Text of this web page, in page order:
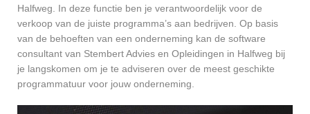
Halfweg. In deze functie ben je verantwoordelijk voor de
verkoop van de juiste programma’s aan bedrijven. Op basis
van de behoeften van een onderneming kan de software
consultant van Stembert Advies en Opleidingen in Halfweg bij
je langskomen om je te adviseren over de meest geschikte
programmatuur voor jouw onderneming.